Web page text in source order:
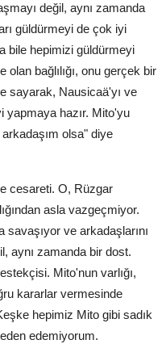
değil, aynı zamanda
güldürmeyi de çok iyi
bile hepimizi güldürmeyi
bağlılığı, onu gerçek bir
sayarak, Nausicaä'yı ve
yapmaya hazır. Mito'yu
olsa" diye
cesareti. O, Rüzgar
asla vazgeçmiyor.
ve arkadaşlarını
aynı zamanda bir dost.
Mito'nun varlığı,
kararlar vermesinde
hepimiz Mito gibi sadık
edemiyorum.